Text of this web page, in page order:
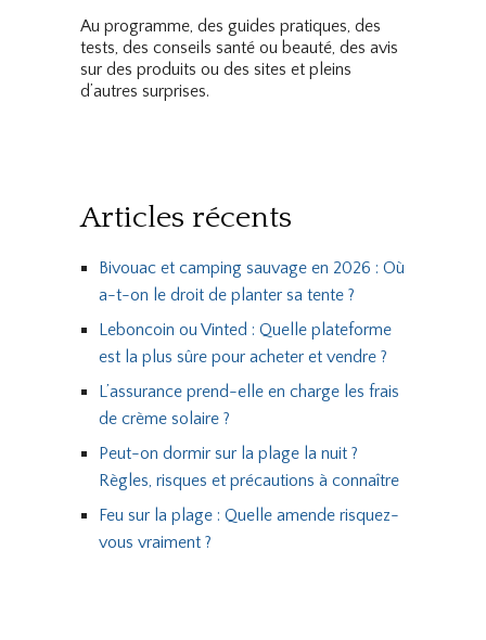
Au programme, des guides pratiques, des
tests, des conseils santé ou beauté, des avis
sur des produits ou des sites et pleins
d’autres surprises.
Articles récents
Bivouac et camping sauvage en 2026 : Où
a-t-on le droit de planter sa tente ?
Leboncoin ou Vinted : Quelle plateforme
est la plus sûre pour acheter et vendre ?
L’assurance prend-elle en charge les frais
de crème solaire ?
Peut-on dormir sur la plage la nuit ?
Règles, risques et précautions à connaître
Feu sur la plage : Quelle amende risquez-
vous vraiment ?